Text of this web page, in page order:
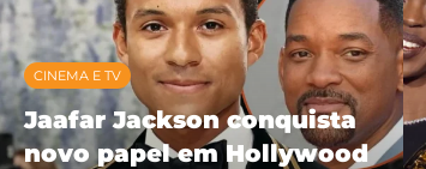
MÚSICA
Único álbum solo de